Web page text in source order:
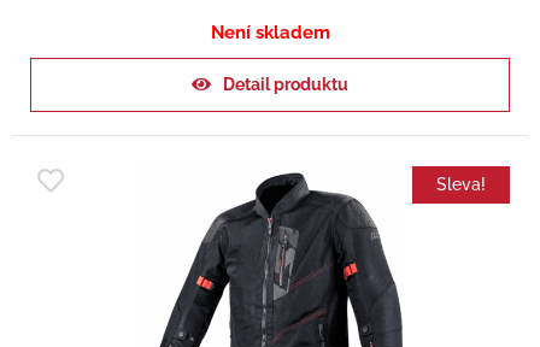
Není skladem
Detail produktu
Sleva!